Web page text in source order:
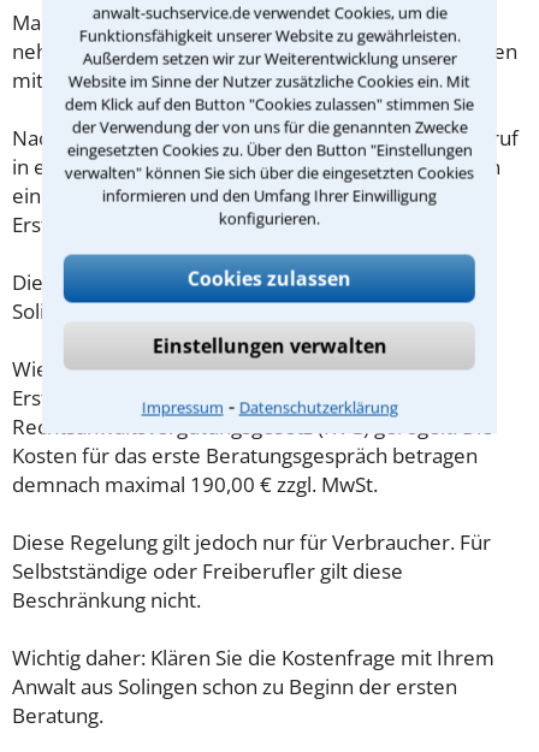
anwalt-suchservice.de verwendet Cookies, um die
Funktionsfähigkeit unserer Website zu gewährleisten.
Außerdem setzen wir zur Weiterentwicklung unserer
Website im Sinne der Nutzer zusätzliche Cookies ein. Mit
dem Klick auf den Button "Cookies zulassen" stimmen Sie
der Verwendung der von uns für die genannten Zwecke
eingesetzten Cookies zu. Über den Button "Einstellungen
verwalten" können Sie sich über die eingesetzten Cookies
informieren und den Umfang Ihrer Einwilligung
konfigurieren.
Cookies zulassen
Einstellungen verwalten
Impressum ⁃ Datenschutzerklärung
Machen Sie sich vorab schriftliche Notizen und
nehmen Sie diese zum Beratungsgespräch in Solingen
mit.
Nachdem Sie über das Kontaktformular einen Rückruf
in einer Kanzlei angefordert haben, stellen wir Ihnen
eine Checkliste zur Verfügung, mit der Sie das
Erstgespräch ausreichend vorbereiten können.
Die Kosten eines Anwalts für Unterhaltszahlung in
Solingen sind oft geringer als gedacht!
Wieviel ein Rechtsanwalt in Solingen für eine
Erstberatung verlangen darf, ist in §34 des
Rechtsanwaltsvergütungsgesetz (RVG) geregelt. Die
Kosten für das erste Beratungsgespräch betragen
demnach maximal 190,00 € zzgl. MwSt.
Diese Regelung gilt jedoch nur für Verbraucher. Für
Selbstständige oder Freiberufler gilt diese
Beschränkung nicht.
Wichtig daher: Klären Sie die Kostenfrage mit Ihrem
Anwalt aus Solingen schon zu Beginn der ersten
Beratung.